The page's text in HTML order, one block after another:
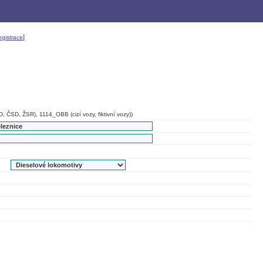
]
ČSD, ŽSR), 1114_OBB (cizí vozy, fiktivní vozy))